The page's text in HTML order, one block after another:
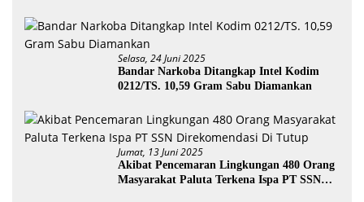
Selasa, 24 Juni 2025
Bandar Narkoba Ditangkap Intel Kodim
0212/TS. 10,59 Gram Sabu Diamankan
Jumat, 13 Juni 2025
Akibat Pencemaran Lingkungan 480 Orang
Masyarakat Paluta Terkena Ispa PT SSN